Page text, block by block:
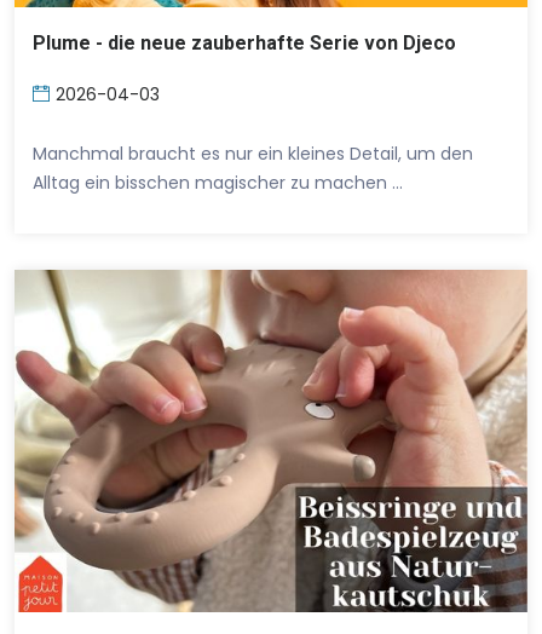
Plume - die neue zauberhafte Serie von Djeco
2026-04-03
Manchmal braucht es nur ein kleines Detail, um den
Alltag ein bisschen magischer zu machen …